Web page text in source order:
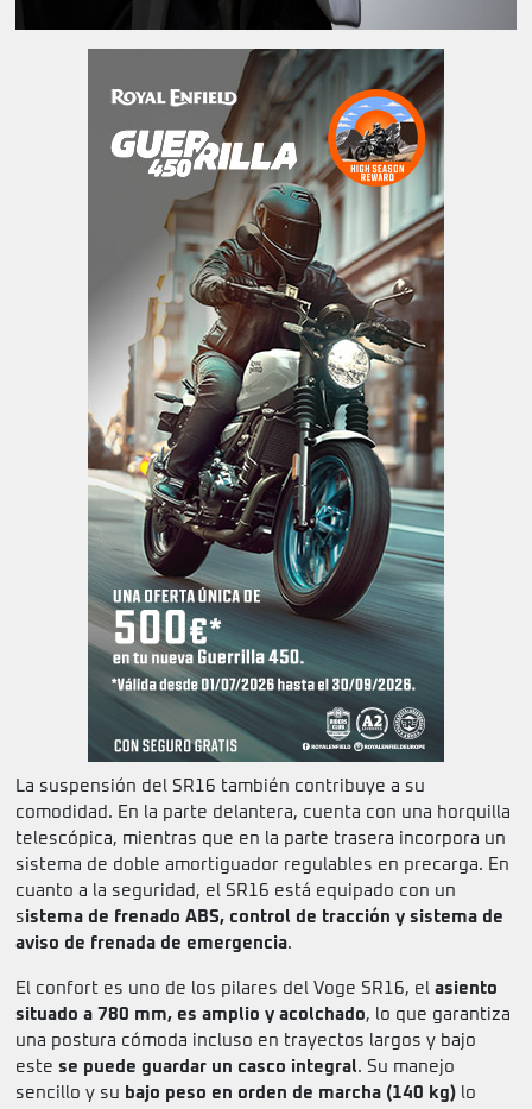
La suspensión del SR16 también contribuye a su
comodidad. En la parte delantera, cuenta con una horquilla
telescópica, mientras que en la parte trasera incorpora un
sistema de doble amortiguador regulables en precarga. En
cuanto a la seguridad, el SR16 está equipado con un
sistema de frenado ABS, control de tracción y sistema de
aviso de frenada de emergencia.
El confort es uno de los pilares del Voge SR16, el asiento
situado a 780 mm, es amplio y acolchado, lo que garantiza
una postura cómoda incluso en trayectos largos y bajo
este se puede guardar un casco integral. Su manejo
sencillo y su bajo peso en orden de marcha (140 kg) lo